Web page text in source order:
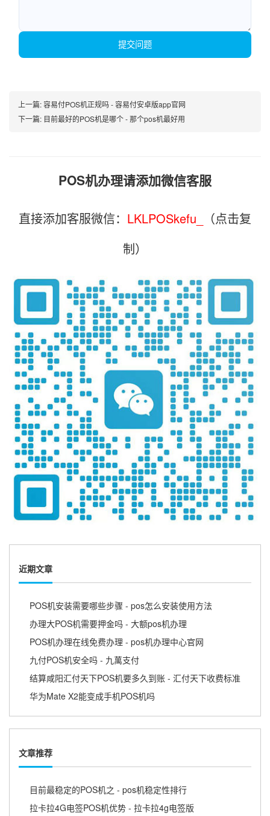
提交问题
上一篇:容易付POS机正规吗 - 容易付安卓版app官网
下一篇: 目前最好的POS机是哪个 - 那个pos机最好用
POS机办理请添加微信客服
直接添加客服微信： LKLPOSkefu_
（点击复
制）
近期文章
POS机安装需要哪些步骤 - pos怎么安装使用方法
办理大POS机需要押金吗 - 大额pos机办理
POS机办理在线免费办理 - pos机办理中心官网
九付POS机安全吗 - 九萬支付
结算咸阳汇付天下POS机要多久到账 - 汇付天下收费标准
华为Mate X2能变成手机POS机吗
文章推荐
目前最稳定的POS机之 - pos机稳定性排行
拉卡拉4G电签POS机优势 - 拉卡拉4g电签版